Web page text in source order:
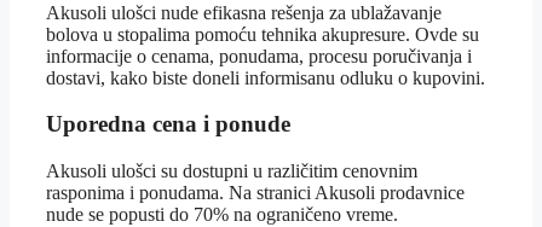
Akusoli ulošci nude efikasna rešenja za ublažavanje
bolova u stopalima pomoću tehnika akupresure. Ovde su
informacije o cenama, ponudama, procesu poručivanja i
dostavi, kako biste doneli informisanu odluku o kupovini.
Uporedna cena i ponude
Akusoli ulošci su dostupni u različitim cenovnim
rasponima i ponudama. Na stranici Akusoli prodavnice
nude se popusti do 70% na ograničeno vreme.